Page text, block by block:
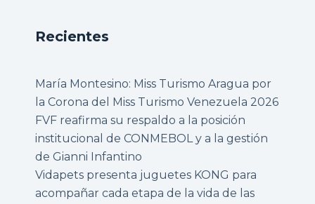
Recientes
María Montesino: Miss Turismo Aragua por
la Corona del Miss Turismo Venezuela 2026
FVF reafirma su respaldo a la posición
institucional de CONMEBOL y a la gestión
de Gianni Infantino
Vidapets presenta juguetes KONG para
acompañar cada etapa de la vida de las